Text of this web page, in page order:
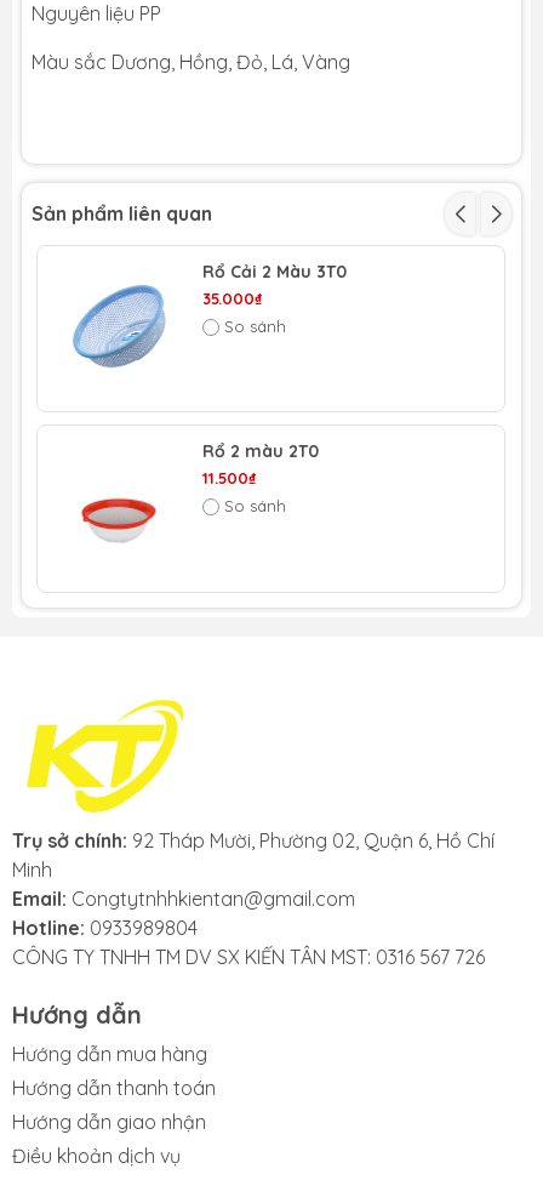
Nguyên liệu PP
Màu sắc Dương, Hồng, Đỏ, Lá, Vàng
Sản phẩm liên quan
Rổ Cải 2 Màu 3T0
35.000₫
So sánh
Rổ 2 màu 2T0
11.500₫
So sánh
Trụ sở chính: 92 Tháp Mười, Phường 02, Quận 6, Hồ Chí
Minh
Email: Congtytnhhkientan@gmail.com
Hotline: 0933989804
CÔNG TY TNHH TM DV SX KIẾN TÂN MST: 0316 567 726
Hướng dẫn
Hướng dẫn mua hàng
Hướng dẫn thanh toán
Hướng dẫn giao nhận
Điều khoản dịch vụ